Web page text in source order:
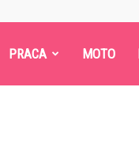
PRACA MOTO